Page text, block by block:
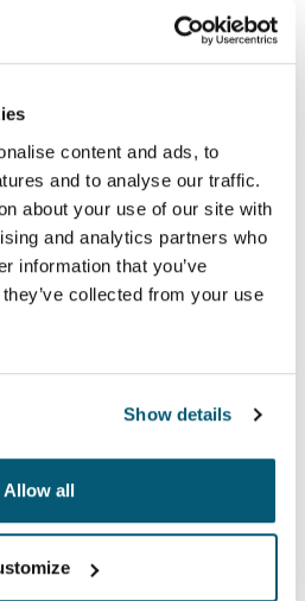
content and ads, to
and to analyse our traffic.
about your use of our site with
and analytics partners who
information that you’ve
collected from your use
Show details
Allow all
de equipo
tradicionales con acolchado
y detalles sofisticados y